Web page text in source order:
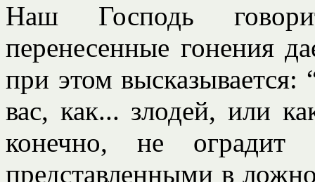
Наш Господь
перенесенные гонения
при этом высказывается:
вас, как... злодей, или
конечно, не
представленными в